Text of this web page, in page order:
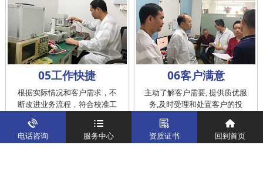
05工作快捷
根据实际情况和客户需求，不
断改进业务流程，符合校准工
作在服务的时间标准内完成
06客户满意
主动了解客户需要, 提供质优服
务,及时受理和处置客户的投
诉，提供快捷、方便的后续服
电话咨询 服务中心 资质证书 回到首页